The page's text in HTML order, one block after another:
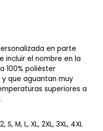
en parte
incluir el nombre en la
100% poliéster
que aguantan muy
superiores a
M, L, XL, 2XL, 3XL, 4XL